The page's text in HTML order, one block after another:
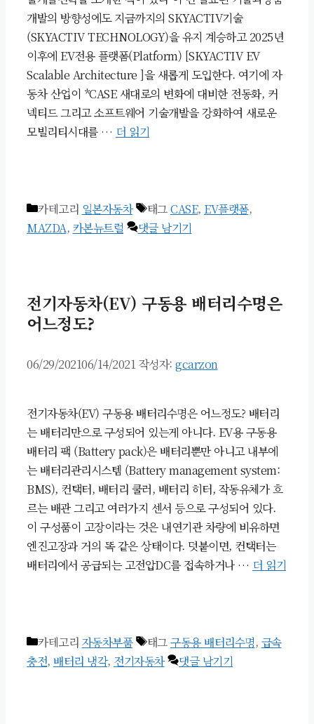
개발의 방향성에도 지금까지의 SKYACTIV기술
(SKYACTIV TECHNOLOGY)을 유지 계승하고 2025년
이후에 EV전용 플랫폼(Platform) [SKYACTIV EV
Scalable Architecture ]을 새롭게 도입한다. 여기에 자
동차 산업이 *CASE 새대로의 변화에 대비한 전동화, 커
넥티드 그리고 소프트웨어 기술개발을 강화하여 새로운
모빌리티시대를 … 더 읽기
카테고리 일본자동차 태그CASE, EV플랫폼,
MAZDA, 카본뉴트럴 댓글 남기기
전기자동차(EV) 구동용 배터리수명은
어느정도?
06/29/202106/14/2021 작성자: gcarzon
전기자동차(EV) 구동용 배터리수명은 어느정도? 배터리
는 배터리만으로 구성되어 있는게 아니다. EV용 구동용
배터리 팩 (Battery pack)은 배터리뿐만 아니고 내부에
는 배터리관리시스템 (Battery management system:
BMS), 컨택터, 배터리 쿨러, 배터리 히터, 작동유체가 흐
르는 배관 그리고 여러가지 센서 등으로 구성되어 있다.
이 구성품이 고장이라는 것은 내연기관 차량에 비유하면
엔진고장과 거의 똑 같은 상태이다. 덧붙이면, 컨택터는
배터리에서 공급되는 고전압DC를 접속하거나 … 더 읽기
카테고리 자동차부품 태그구동용 배터리수명, 급속
충전, 배터리 냉각, 전기자동차 댓글 남기기